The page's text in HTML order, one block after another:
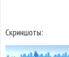
Скриншоты: